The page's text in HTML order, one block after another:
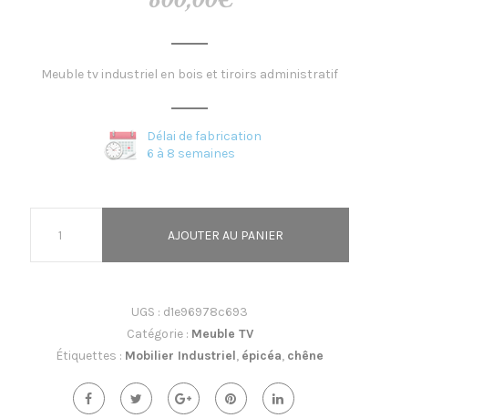
Meuble tv industriel en bois et tiroirs administratif
Délai de fabrication
6 à 8 semaines
AJOUTER AU PANIER
UGS : d1e96978c693
Catégorie : Meuble TV
Étiquettes : Mobilier Industriel, épicéa, chêne